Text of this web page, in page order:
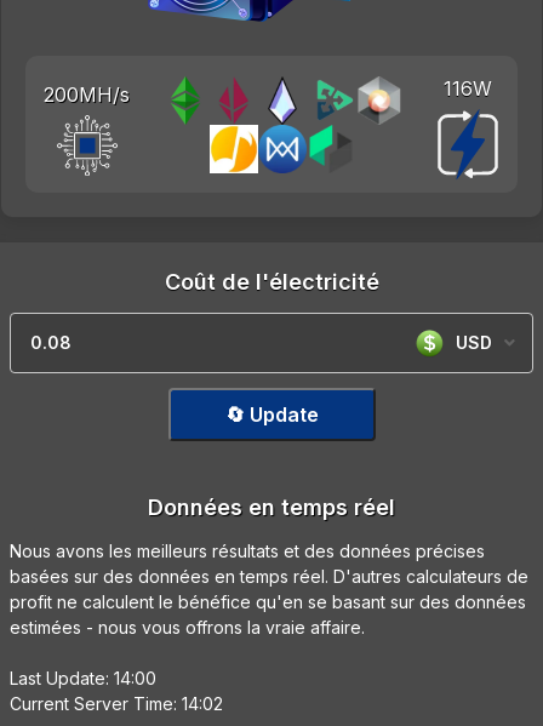
200MH/s 116W
Coût de l'électricité
USD
🔄 Update
Données en temps réel
Nous avons les meilleurs résultats et des données précises
basées sur des données en temps réel. D'autres calculateurs de
profit ne calculent le bénéfice qu'en se basant sur des données
estimées - nous vous offrons la vraie affaire.
Last Update: 14:00
Current Server Time: 14:02